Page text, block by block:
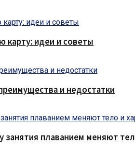
карту: идеи и советы
и недостатки
занятия плаванием меняют